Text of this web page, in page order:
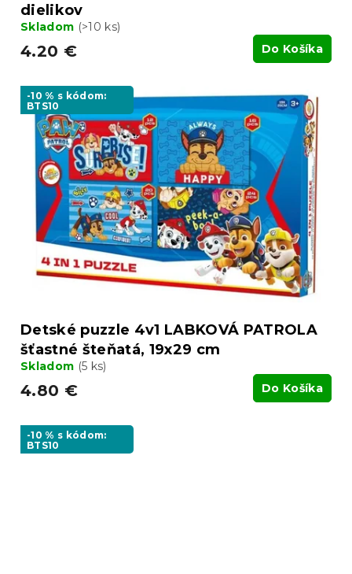
dielikov
Skladom (>10 ks)
4.20 € Do Košíka
-10 % s kódom:
BTS10
Detské puzzle 4v1 LABKOVÁ PATROLA
šťastné šteňatá, 19x29 cm
Skladom (5 ks)
4.80 € Do Košíka
-10 % s kódom:
BTS10